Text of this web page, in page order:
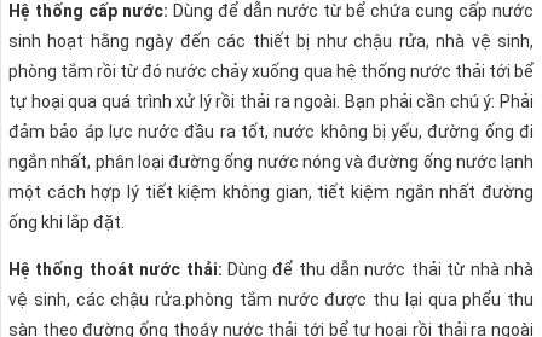
Hệ thống cấp nước: Dùng để dẫn nước từ bể chứa cung cấp nước
sinh hoạt hằng ngày đến các thiết bị như chậu rửa, nhà vệ sinh,
phòng tắm rồi từ đó nước chảy xuống qua hệ thống nước thải tới bể
tự hoại qua quá trình xử lý rồi thải ra ngoài. Bạn phải cần chú ý: Phải
đảm bảo áp lực nước đầu ra tốt, nước không bị yếu, đường ống đi
ngắn nhất, phân loại đường ống nước nóng và đường ống nước lạnh
một cách hợp lý tiết kiệm không gian, tiết kiệm ngắn nhất đường
ống khi lắp đặt.
Hệ thống thoát nước thải: Dùng để thu dẫn nước thải từ nhà nhà
vệ sinh, các chậu rửa.phòng tắm nước được thu lại qua phểu thu
sàn theo đường ống thoáy nước thải tới bể tự hoại rồi thải ra ngoài